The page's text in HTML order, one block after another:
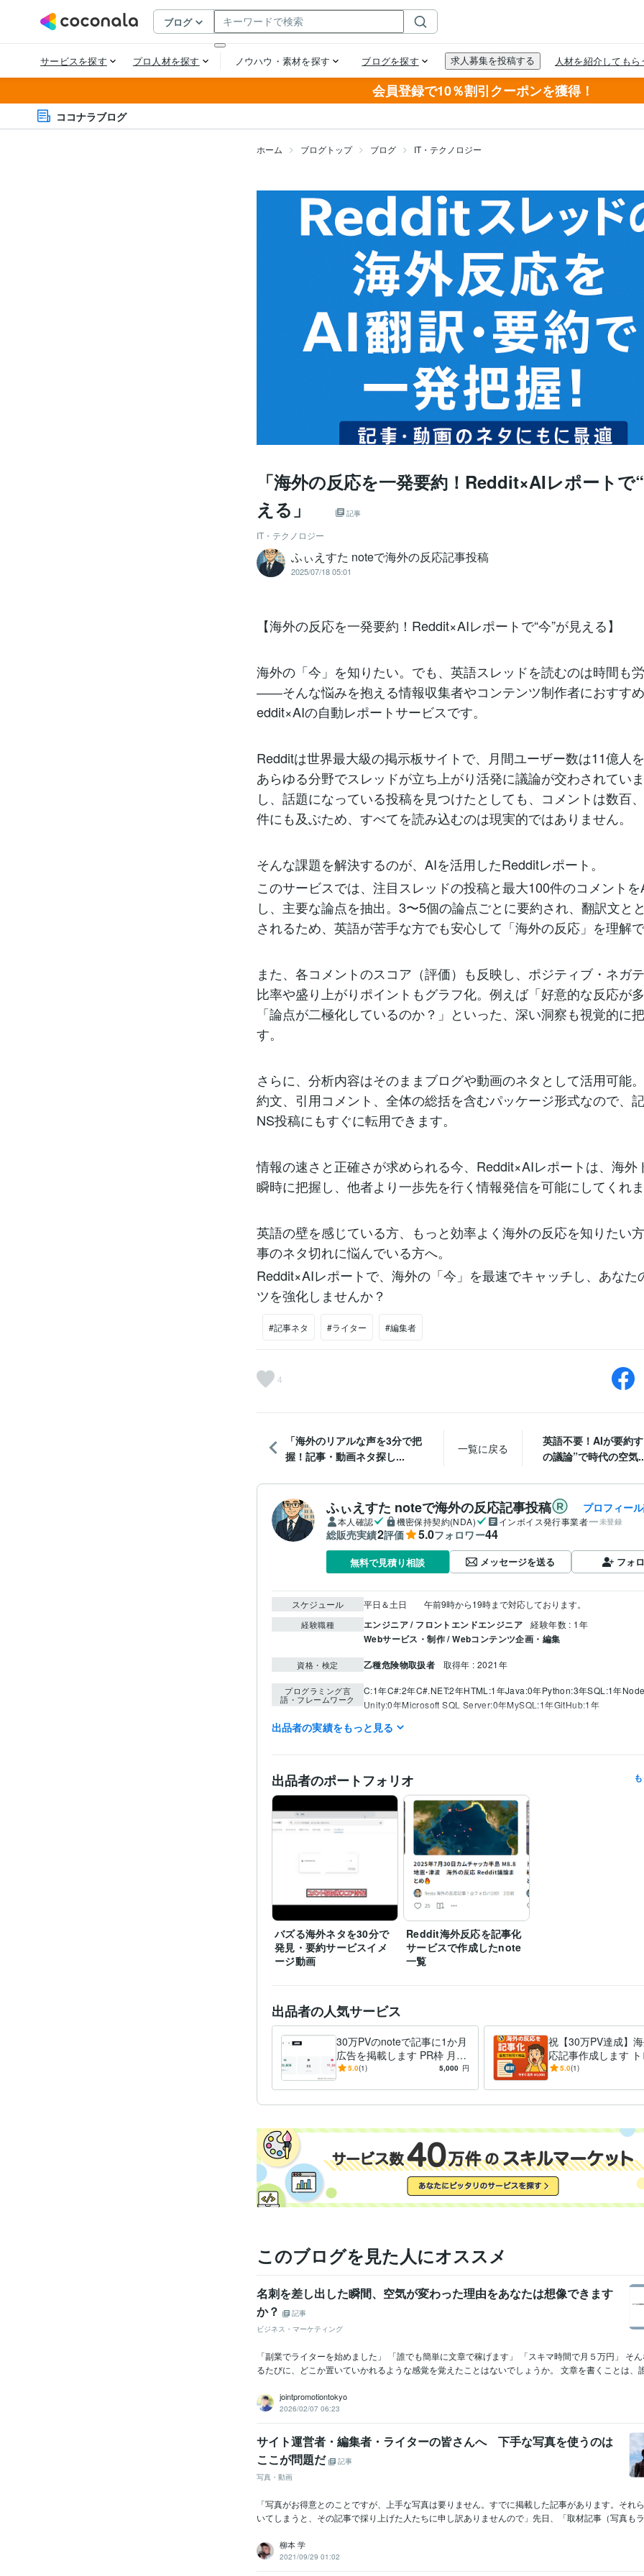
会員登録で10％割引クーポンを獲得！
ココナラブログ
ホーム ブログトップ ブログ IT・テクノロジー
「海外の反応を一発要約！Reddit×AIレポートで
える」
記事
IT・テクノロジー
ふぃえすた noteで海外の反応記事投稿
2025/07/18 05:01
【海外の反応を一発要約！Reddit×AIレポートで“今”が見える】
海外の「今」を知りたい。でも、英語スレッドを読むのは時間も
――そんな悩みを抱える情報収集者やコンテンツ制作者におすす
eddit×AIの自動レポートサービスです。
Redditは世界最大級の掲示板サイトで、月間ユーザー数は11億人
あらゆる分野でスレッドが立ち上がり活発に議論が交わされてい
し、話題になっている投稿を見つけたとしても、コメントは数百
件にも及ぶため、すべてを読み込むのは現実的ではありません。
そんな課題を解決するのが、AIを活用したRedditレポート。
このサービスでは、注目スレッドの投稿と最大100件のコメント
し、主要な論点を抽出。3〜5個の論点ごとに要約され、翻訳文と
されるため、英語が苦手な方でも安心して「海外の反応」を理解で
また、各コメントのスコア（評価）も反映し、ポジティブ・ネガ
比率や盛り上がりポイントもグラフ化。例えば「好意的な反応が多
「論点が二極化しているのか？」といった、深い洞察も視覚的に
す。
さらに、分析内容はそのままブログや動画のネタとして活用可能
約文、引用コメント、全体の総括を含むパッケージ形式なので、
NS投稿にもすぐに転用できます。
情報の速さと正確さが求められる今、Reddit×AIレポートは、海外
瞬時に把握し、他者より一歩先を行く情報発信を可能にしてくれま
英語の壁を感じている方、もっと効率よく海外の反応を知りたい
事のネタ切れに悩んでいる方へ。
Reddit×AIレポートで、海外の「今」を最速でキャッチし、あなた
ツを強化しませんか？
#記事ネタ #ライター #編集者
4
「海外のリアルな声を3分で把
握！記事・動画ネタ探し...
一覧に戻る
英語不要！AIが要約
の議論”で時代の空気
ふぃえすた noteで海外の反応記事投稿 プロフィー
本人確認 機密保持契約(NDA) インボイス発行事業者 未登録
総販売実績2評価 5.0フォロワー44
無料で見積り相談 メッセージを送る フォ
スケジュール 平日＆土日　　午前9時から19時まで対応しております。
経験職種 エンジニア / フロントエンドエンジニア 経験年数 : 1年
Webサービス・制作 / Webコンテンツ企画・編集
資格・検定 乙種危険物取扱者 取得年 : 2021年
プログラミング言
語・フレームワーク
C:1年C#:2年C#.NET:2年HTML:1年Java:0年Python:3年SQL:1年
Unity:0年Microsoft SQL Server:0年MySQL:1年GitHub:1年
得意分野 IT相談・システム開発
出品者の実績をもっと見る
出品者のポートフォリオ
バズる海外ネタを30分で
発見・要約サービスイメ
ージ動画
Reddit海外反応を記事化
サービスで作成したnote
一覧
出品者の人気サービス
30万PVのnoteで記事に1か月
広告を掲載します PR枠 月5,
000円〜（先着制・審査あ
5.0(1) 5,000 円
祝【30万PV達成】
応記事作成します
を投げるだけ!まと
5.0(1)
このブログを見た人にオススメ
名刺を差し出した瞬間、空気が変わった理由をあなたは想像できます
か？
記事
ビジネス・マーケティング
「副業でライターを始めました」 「誰でも簡単に文章で稼げます」 「スキマ時間で月５万円」 そ
るたびに、どこか置いていかれるような感覚を覚えたことはないでしょうか。 文章を書くことは、
jointpromotiontokyo
2026/02/07 06:23
サイト運営者・編集者・ライターの皆さんへ 下手な写真を使うのは
ここが問題だ
記事
写真・動画
「写真がお得意とのことですが、上手な写真は要りません。すでに掲載した記事があります。それ
いてしまうと、その記事で採り上げた人たちに申し訳ありませんので」先日、「取材記事（写真も
柳本 学
2021/09/29 01:02